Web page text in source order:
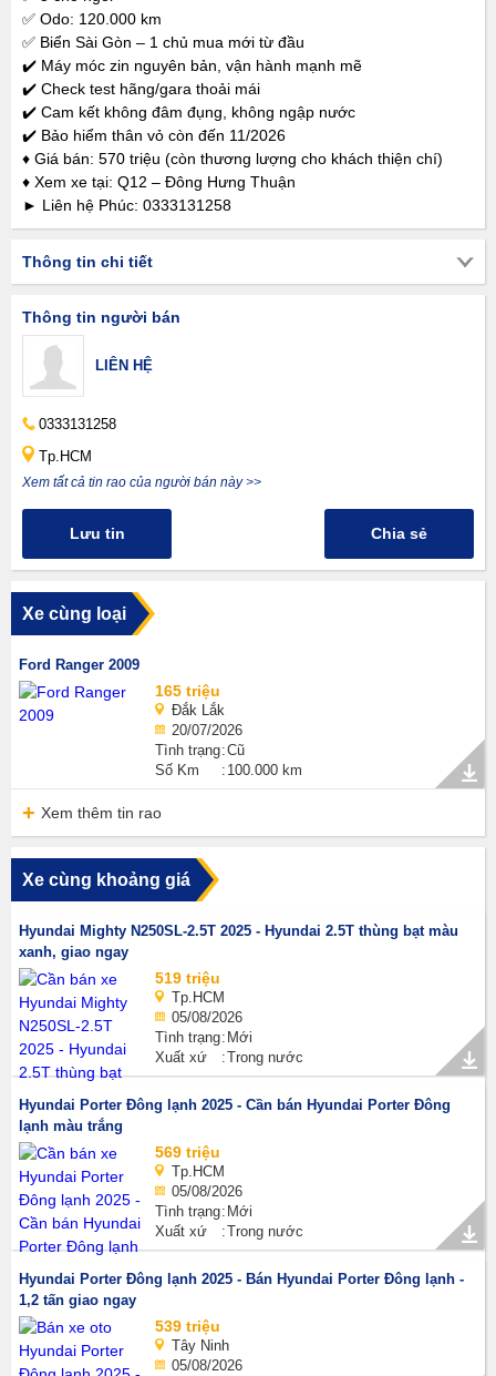
✅ Odo: 120.000 km
✅ Biển Sài Gòn – 1 chủ mua mới từ đầu
✔️ Máy móc zin nguyên bản, vận hành mạnh mẽ
✔️ Check test hãng/gara thoải mái
✔️ Cam kết không đâm đụng, không ngập nước
✔️ Bảo hiểm thân vỏ còn đến 11/2026
♦ Giá bán: 570 triệu (còn thương lượng cho khách thiện chí)
♦ Xem xe tại: Q12 – Đông Hưng Thuận
► Liên hệ Phúc: 0333131258
Thông tin chi tiết
Thông tin người bán
LIÊN HỆ
0333131258
Tp.HCM
Xem tất cả tin rao của người bán này >>
Lưu tin Chia sẻ
Xe cùng loại
Ford Ranger 2009
165 triệu
Đắk Lắk
20/07/2026
Tình trạng Cũ
Số Km
100.000 km
Xem thêm tin rao
Xe cùng khoảng giá
Hyundai Mighty N250SL-2.5T 2025 - Hyundai 2.5T thùng bạt màu
xanh, giao ngay
519 triệu
Tp.HCM
05/08/2026
Tình trạng Mới
Xuất xứ
Trong nước
Hyundai Porter Đông lạnh 2025 - Cần bán Hyundai Porter Đông
lạnh màu trắng
569 triệu
Tp.HCM
05/08/2026
Tình trạng Mới
Xuất xứ
Trong nước
Hyundai Porter Đông lạnh 2025 - Bán Hyundai Porter Đông lạnh -
1,2 tấn giao ngay
539 triệu
Tây Ninh
05/08/2026